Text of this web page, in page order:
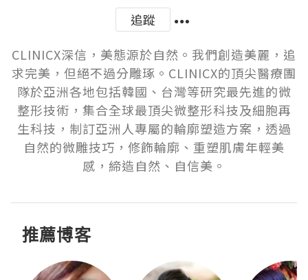
追蹤
CLINICX深信，美態源於自然。我們創造美麗，追
求完美，但絕不過分雕琢。CLINICX的頂尖醫療團
隊於亞洲各地包括韓國、台灣等研究最先進的微
整形技術，集合全球最頂尖微整形科技及細胞再
生科技，制訂亞洲人專屬的輪廓塑造方案，透過
自然的微雕技巧，修飾輪廓、重塑肌膚年輕美
感，締造自然、自信美。
推薦博客